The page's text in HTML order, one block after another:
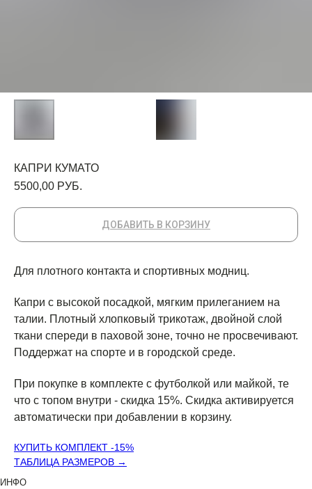
КАПРИ КУМАТО
5500,00 РУБ.
ДОБАВИТЬ В КОРЗИНУ
Для плотного контакта и спортивных модниц.
Капри с высокой посадкой, мягким прилеганием на
талии. Плотный хлопковый трикотаж, двойной слой
ткани спереди в паховой зоне, точно не просвечивают.
Поддержат на спорте и в городской среде.
При покупке в комплекте с футболкой или майкой, те
что с топом внутри - скидка 15%. Скидка активируется
автоматически при добавлении в корзину.
КУПИТЬ КОМПЛЕКТ -15%
ТАБЛИЦА РАЗМЕРОВ →
ИНФО